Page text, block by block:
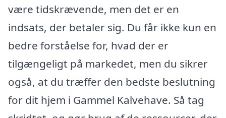
være tidskrævende, men det er en
indsats, der betaler sig. Du får ikke kun en
bedre forståelse for, hvad der er
tilgængeligt på markedet, men du sikrer
også, at du træffer den bedste beslutning
for dit hjem i Gammel Kalvehave. Så tag